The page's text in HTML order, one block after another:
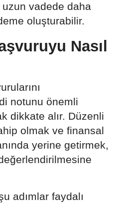
vadede daha
oluşturabilir.
Nasıl
notunu önemli
dikkate alır. Düzenli
olmak ve finansal
yerine getirmek,
adımlar faydalı